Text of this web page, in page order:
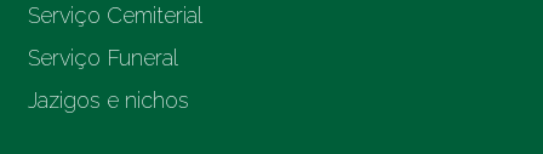
Serviço Cemiterial
Serviço Funeral
Jazigos e nichos